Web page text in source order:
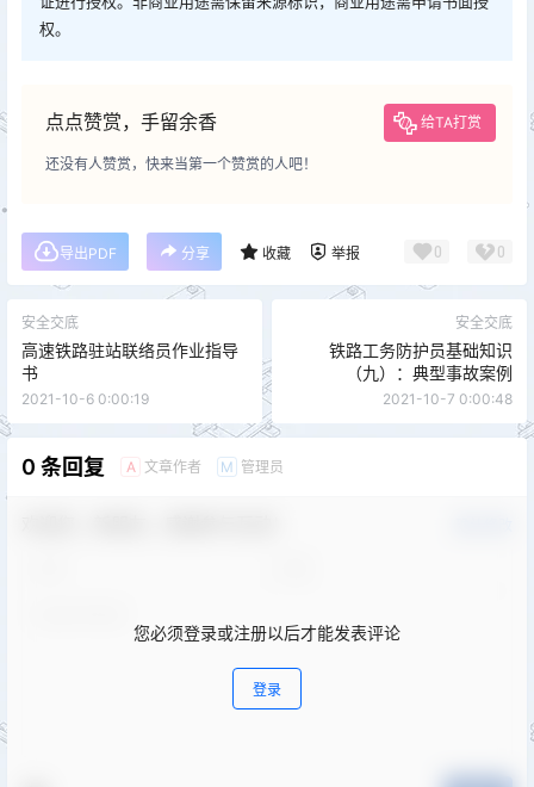
权。
点点赞赏，手留余香 给TA打赏
还没有人赞赏，快来当第一个赞赏的人吧！
导出PDF 分享 收藏 举报 0 0
安全交底
高速铁路驻站联络员作业指导
书
2021-10-6 0:00:19
安全交底
铁路工务防护员基础知识
（九）：典型事故案例
2021-10-7 0:00:48
0 条回复 A 文章作者 M 管理员
您必须登录或注册以后才能发表评论
登录